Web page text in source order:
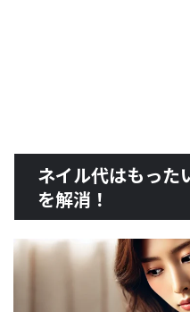
ネイル代はもった
を解消！